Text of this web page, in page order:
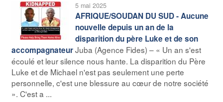
5 mai 2025
AFRIQUE/SOUDAN DU SUD - Aucune
nouvelle depuis un an de la
disparition du père Luke et de son
accompagnateurJuba (Agence Fides) – « Un an s'est
écoulé et leur silence nous hante. La disparition du Père
Luke et de Michael n'est pas seulement une perte
personnelle, c'est une blessure au cœur de notre société
». C'est a ...